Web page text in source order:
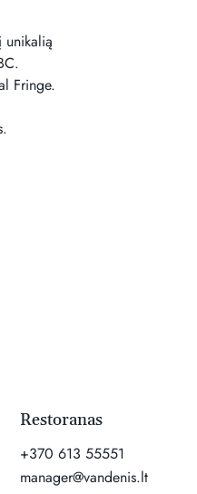
unikalią
Fringe.
Restoranas
+370 613 55551
manager@vandenis.lt